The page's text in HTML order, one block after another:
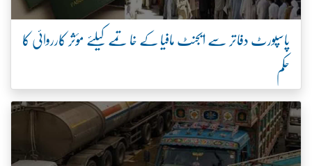
پاسپورٹ دفاتر سے ایجنٹ مافیا کے خاتمے کیلئے مؤثر کارروائی کا
حکم